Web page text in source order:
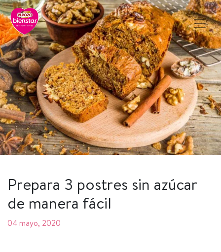
Prepara 3 postres sin azúcar
de manera fácil
04 mayo, 2020